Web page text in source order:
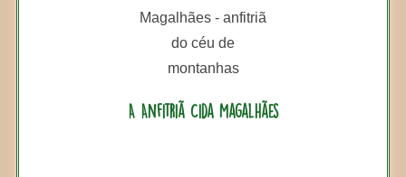
A Anfitriã Cida Magalhães